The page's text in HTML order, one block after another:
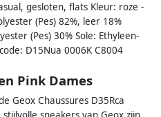
gesloten, flats Kleur: roze -
(Pes) 82%, leer 18%
(Pes) 30% Sole: Ethyleen-
D15Nua 0006K C8004
Pink Dames
Geox Chaussures D35Rca